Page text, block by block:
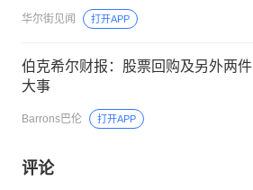
华尔街见闻 打开APP
伯克希尔财报：股票回购及另外两件
大事
Barrons巴伦 打开APP
评论